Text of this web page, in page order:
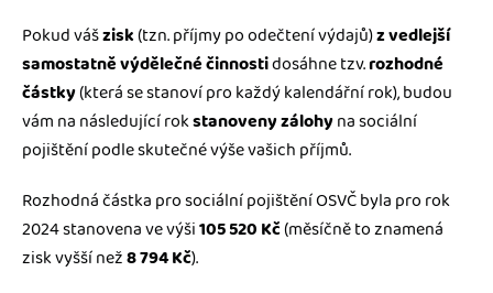
Pokud vášzisk(tzn. příjmy po odečtení výdajů)z vedlejší
samostatně výdělečné činnostidosáhne tzv.rozhodné
částky(která se stanoví pro každý kalendářní rok), budou
vám na následující rokstanoveny zálohyna sociální
pojištění podle skutečné výše vašich příjmů.
Rozhodná částka pro sociální pojištění OSVČ byla pro rok
2024 stanovena ve výši105 520 Kč(měsíčně to znamená
zisk vyšší než8 794 Kč).